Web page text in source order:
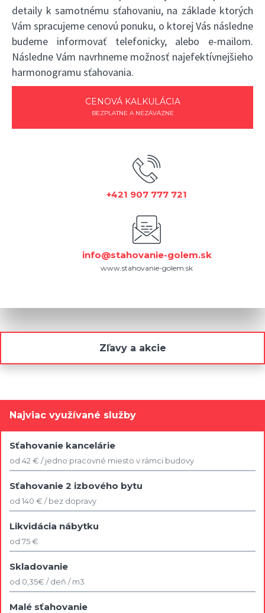
detaily k samotnému sťahovaniu, na základe ktorých
Vám spracujeme cenovú ponuku, o ktorej Vás následne
budeme informovať telefonicky, alebo e-mailom.
Následne Vám navrhneme možnosť najefektívnejšieho
harmonogramu sťahovania.
CENOVÁ KALKULÁCIA
BEZPLATNE A NEZÁVÄZNE
+421 907 777 721
info@stahovanie-golem.sk
www.stahovanie-golem.sk
Zľavy a akcie
Najviac využívané služby
Sťahovanie kancelárie
od 42 € / jedno pracovné miesto v rámci budovy
Sťahovanie 2 izbového bytu
od 140 € / bez dopravy
Likvidácia nábytku
od 75 €
Skladovanie
od 0,35€ / deň / m3
Malé sťahovanie